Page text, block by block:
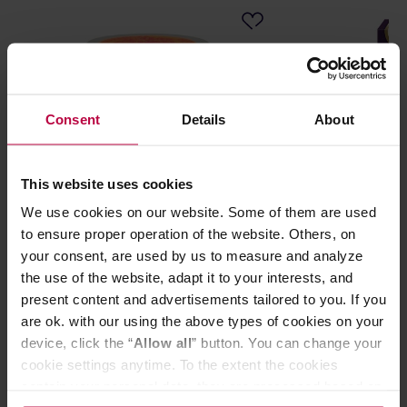
Consent Details About
This website uses cookies
We use cookies on our website. Some of them are used
to ensure proper operation of the website. Others, on
your consent, are used by us to measure and analyze
the use of the website, adapt it to your interests, and
present content and advertisements tailored to you. If you
are ok. with our using the above types of cookies on your
device, click the “Allow all” button. You can change your
cookie settings anytime. To the extent the cookies
Kafar - herbata rooibos sypana
Rooibos z Pomarańczą 50 g
20,00 zł
Yogi Tea -
EKO 17